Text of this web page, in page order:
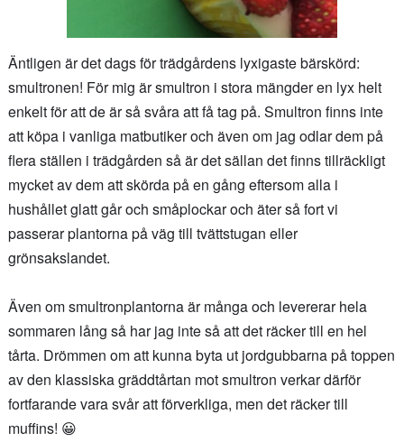
Äntligen är det dags för trädgårdens lyxigaste bärskörd:
smultronen! För mig är smultron i stora mängder en lyx helt
enkelt för att de är så svåra att få tag på. Smultron finns inte
att köpa i vanliga matbutiker och även om jag odlar dem på
flera ställen i trädgården så är det sällan det finns tillräckligt
mycket av dem att skörda på en gång eftersom alla i
hushållet glatt går och småplockar och äter så fort vi
passerar plantorna på väg till tvättstugan eller
grönsakslandet.
Även om smultronplantorna är många och levererar hela
sommaren lång så har jag inte så att det räcker till en hel
tårta. Drömmen om att kunna byta ut jordgubbarna på toppen
av den klassiska gräddtårtan mot smultron verkar därför
fortfarande vara svår att förverkliga, men det räcker till
muffins! 😀